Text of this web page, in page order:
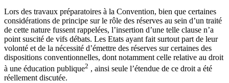
Lors des travaux préparatoires à la Convention, bien que certaines
considérations de principe sur le rôle des réserves au sein d’un traité
de cette nature fussent rappelées, l’insertion d’une telle clause n’a
point suscité de vifs débats. Les Etats ayant fait surtout part de leur
volonté et de la nécessité d’émettre des réserves sur certaines des
dispositions conventionnelles, dont notamment celle relative au droit
à une éducation publique2 , ainsi seule l’étendue de ce droit a été
réellement discutée.